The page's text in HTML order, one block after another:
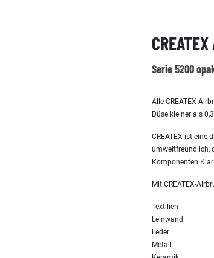
Serie 5200
Alle CREATEX
Düse kleiner als
CREATEX ist eine
umweltfreundlich,
Komponenten
Mit CREATEX-
Textilien
Leinwand
Leder
Metall